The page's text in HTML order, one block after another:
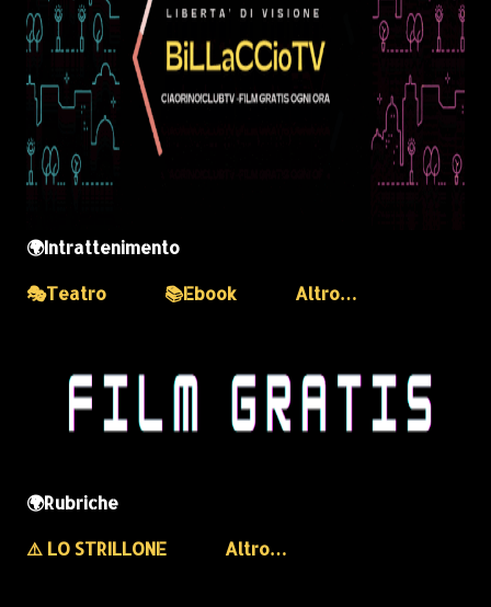
🌍Intrattenimento
🎭Teatro
📚Ebook Altro…
🌍Rubriche
⚠️ LO STRILLONE
Altro…